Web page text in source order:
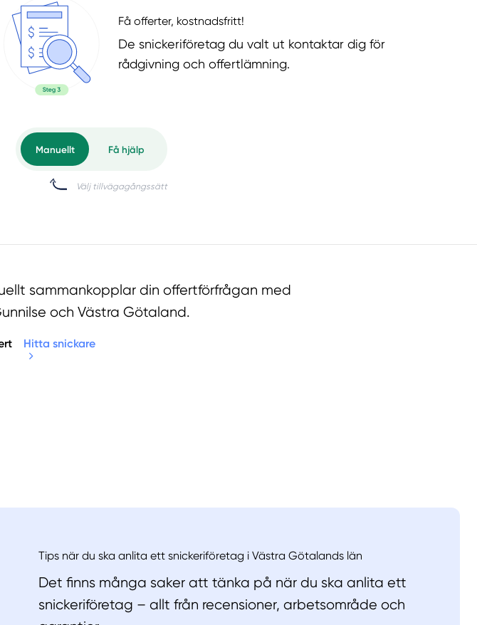
Få offerter, kostnadsfritt!
De snickeriföretag du valt ut kontaktar dig för
rådgivning och offertlämning.
Välj tillvägagångssätt
sammankopplar din offertförfrågan med
och Västra Götaland.
Hitta snickare
Tips när du ska anlita ett snickeriföretag i Västra Götalands län
Det finns många saker att tänka på när du ska anlita ett
snickeriföretag – allt från recensioner, arbetsområde och